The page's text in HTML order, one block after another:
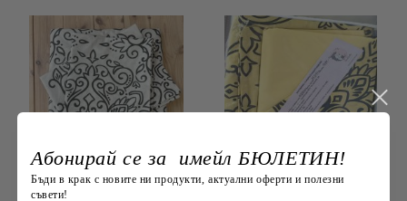
КОМПЛЕКТ ЗА
Абонирай се за имейл БЮЛЕТИН!
Бъди в крак с новите ни продукти, актуални оферти и полезни
съвети!